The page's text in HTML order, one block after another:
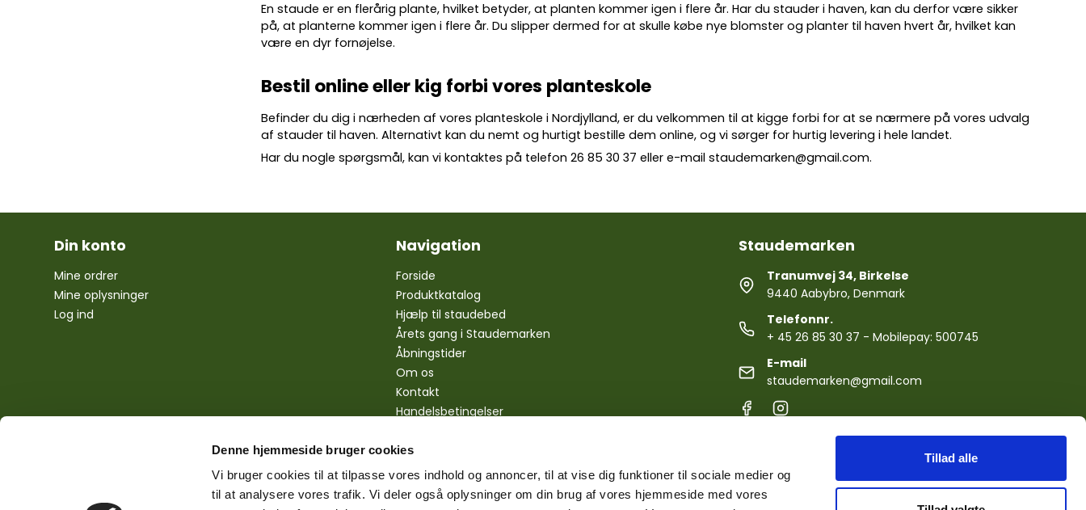
Denne hjemmeside bruger cookies
Vi bruger cookies til at tilpasse vores indhold og annoncer, til at vise dig funktioner til sociale medier og
til at analysere vores trafik. Vi deler også oplysninger om din brug af vores hjemmeside med vores
Tillad alle
En staude er en flerårig plante, hvilket betyder, at planten kommer igen i flere år. Har du stauder i haven, kan du derfor være sikker
på, at planterne kommer igen i flere år. Du slipper dermed for at skulle købe nye blomster og planter til haven hvert år, hvilket kan
være en dyr fornøjelse.
Bestil online eller kig forbi vores planteskole
Befinder du dig i nærheden af vores planteskole i Nordjylland, er du velkommen til at kigge forbi for at se nærmere på vores udvalg
af stauder til haven. Alternativt kan du nemt og hurtigt bestille dem online, og vi sørger for hurtig levering i hele landet.
Har du nogle spørgsmål, kan vi kontaktes på telefon26 85 30 37 eller e-mailstaudemarken@gmail.com.
Din konto
Mine ordrer
Mine oplysninger
Log ind
Navigation
Forside
Produktkatalog
Hjælp til staudebed
Årets gang i Staudemarken
Åbningstider
Om os
Kontakt
Handelsbetingelser
Bestilling
Betaling
Levering
Staudemarken
Tranumvej 34, Birkelse
9440 Aabybro, Denmark
Telefonnr.
+ 45 26 85 30 37 - Mobilepay: 500745
E-mail
staudemarken@gmail.com